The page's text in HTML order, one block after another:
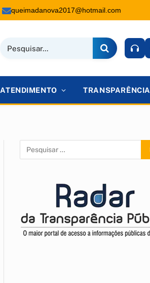
queimadanova2017@hotmail.com
ATENDIMENTO TRANSPARÊNCIA